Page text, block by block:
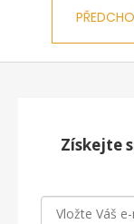
Z
Získejte